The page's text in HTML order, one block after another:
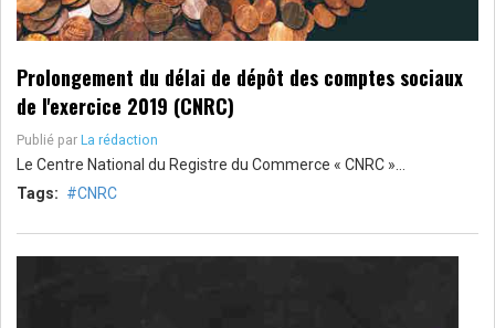
Prolongement du délai de dépôt des comptes sociaux
de l'exercice 2019 (CNRC)
Publié par La rédaction
Le Centre National du Registre du Commerce « CNRC »…
Tags:
CNRC